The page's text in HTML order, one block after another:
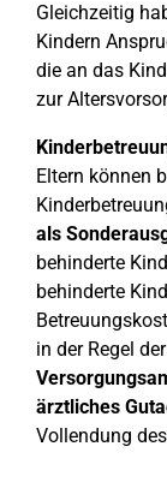
Gleichzeitig
Kindern
die an das
zur
Eltern können
als
behinderte
behinderte
in der Regel der
ärztliches
Vollendung